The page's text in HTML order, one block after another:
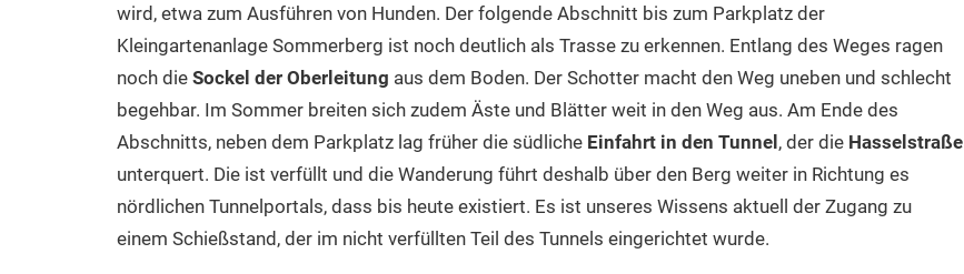
wird, etwa zum Ausführen von Hunden. Der folgende Abschnitt bis zum Parkplatz der
Kleingartenanlage Sommerberg ist noch deutlich als Trasse zu erkennen. Entlang des Weges ragen
noch die Sockel der Oberleitung aus dem Boden. Der Schotter macht den Weg uneben und schlecht
begehbar. Im Sommer breiten sich zudem Äste und Blätter weit in den Weg aus. Am Ende des
Abschnitts, neben dem Parkplatz lag früher die südliche Einfahrt in den Tunnel, der die Hasselstraße
unterquert. Die ist verfüllt und die Wanderung führt deshalb über den Berg weiter in Richtung es
nördlichen Tunnelportals, dass bis heute existiert. Es ist unseres Wissens aktuell der Zugang zu
einem Schießstand, der im nicht verfüllten Teil des Tunnels eingerichtet wurde.